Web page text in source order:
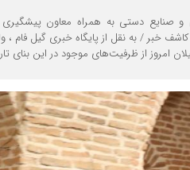
صنایع دستی به همراه معاون پیشگیری
کاشف خبر / به نقل از پایگاه خبری گیل فام
امروز از ظرفیت‌های موجود در این بنای